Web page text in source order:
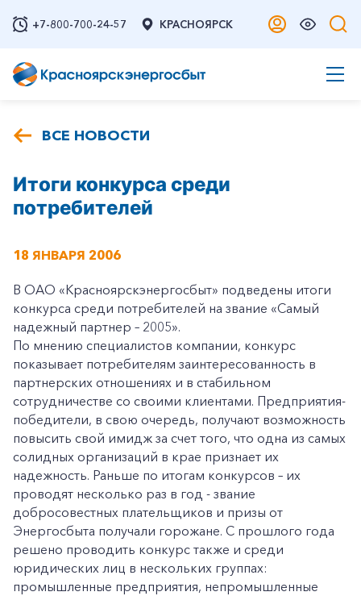
+7-800-700-24-57 КРАСНОЯРСК
ВСЕ НОВОСТИ
Итоги конкурса среди
потребителей
18 ЯНВАРЯ 2006
В ОАО «Красноярскэнергосбыт» подведены итоги
конкурса среди потребителей на звание «Самый
надежный партнер – 2005».
По мнению специалистов компании, конкурс
показывает потребителям заинтересованность в
партнерских отношениях и в стабильном
сотрудничестве со своими клиентами. Предприятия-
победители, в свою очередь, получают возможность
повысить свой имидж за счет того, что одна из самых
солидных организаций в крае признает их
надежность. Раньше по итогам конкурсов – их
проводят несколько раз в год - звание
добросовестных плательщиков и призы от
Энергосбыта получали горожане. С прошлого года
решено проводить конкурс также и среди
юридических лиц в нескольких группах:
промышленные предприятия, непромышленные